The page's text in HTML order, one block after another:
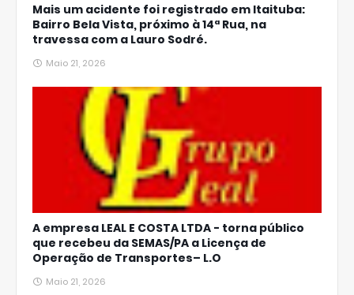
Mais um acidente foi registrado em Itaituba:
Bairro Bela Vista, próximo à 14ª Rua, na
travessa com a Lauro Sodré.
Maio 21, 2026
A empresa LEAL E COSTA LTDA - torna público
que recebeu da SEMAS/PA a Licença de
Operação de Transportes– L.O
Maio 21, 2026